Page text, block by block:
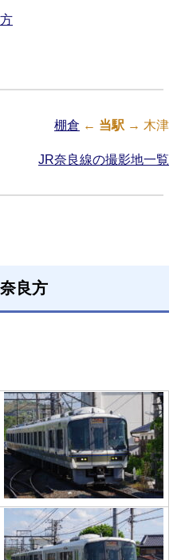
棚倉 ← 当駅 → 木津
JR奈良線の撮影地一覧
良方